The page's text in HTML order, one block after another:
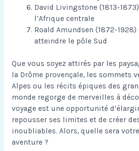
David Livingstone (1813-
l’Afrique centrale
Roald Amundsen (1872-1928)
atteindre le pôle Sud
Que vous soyez attirés par les
la Drôme provençale, les sommets
Alpes ou les récits épiques des
monde regorge de merveilles à
voyage est une opportunité
repousser ses limites et de créer
inoubliables. Alors, quelle sera
aventure ?